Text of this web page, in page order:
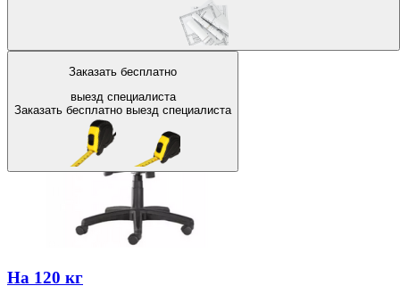
Заказать бесплатно
выезд специалиста
Заказать бесплатно выезд специалиста
На 120 кг